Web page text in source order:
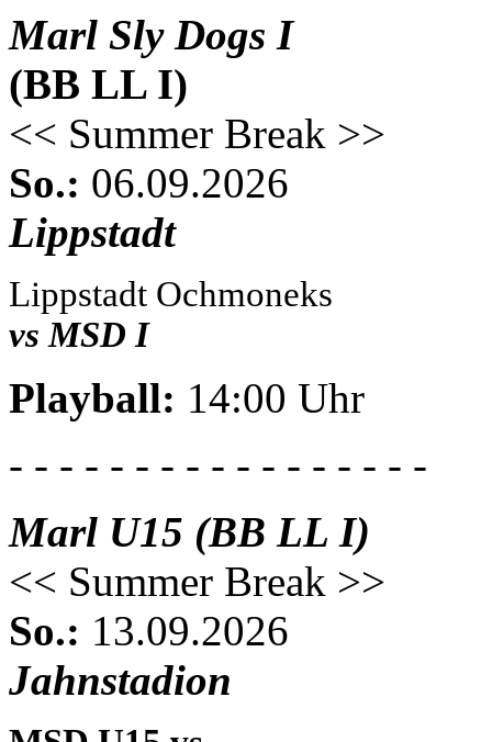
Marl Sly Dogs I
(BB LL I)
<< Summer Break >>
So.: 06.09.2026
Lippstadt
Lippstadt Ochmoneks
vs MSD I
Playball: 14:00 Uhr
- - - - - - - - - - - - - - - - -
Marl U15 (BB LL I)
<< Summer Break >>
So.: 13.09.2026
Jahnstadion